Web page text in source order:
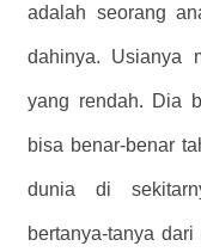
adalah seorang
dahinya. Usianya
yang rendah. Dia
bisa benar-benar
dunia di
bertanya-tanya